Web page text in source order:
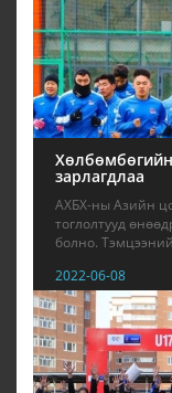
зарлагдлаа
АХБХ-ны Азийн
тоглолтууд
болно.
2022-06-08